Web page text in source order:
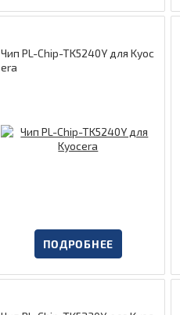
Чип PL-Chip-TK5240Y для Kyoc
era
ПОДРОБНЕЕ